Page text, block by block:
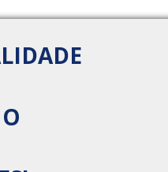
DE
DIGITAL